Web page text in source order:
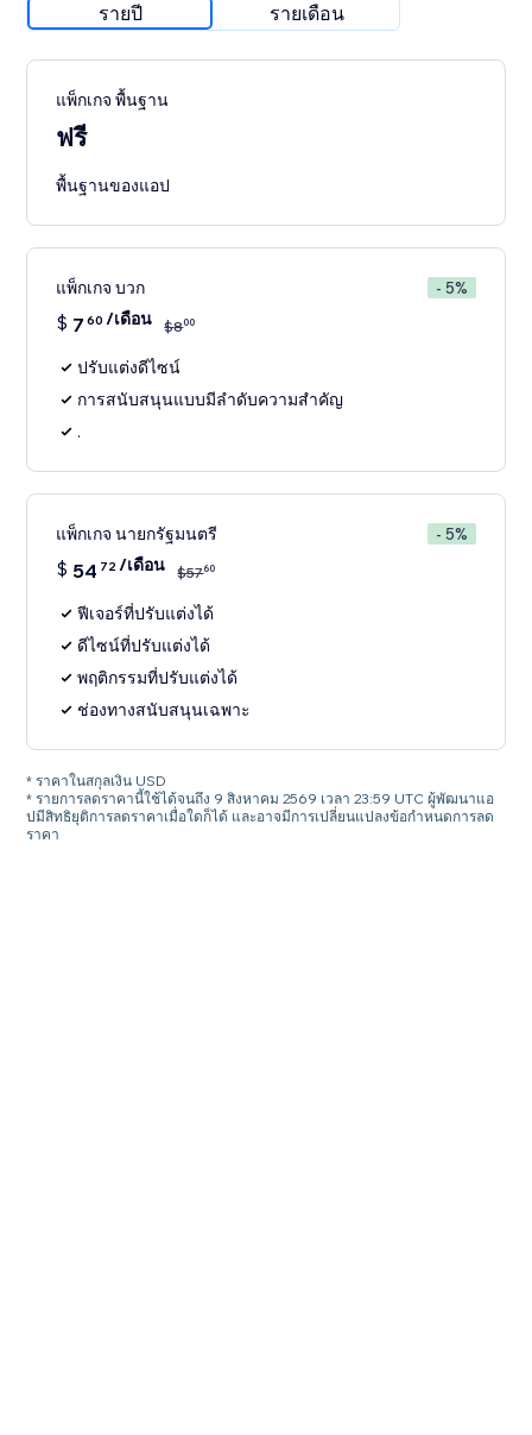
รายปี รายเดือน
แพ็กเกจ พื้นฐาน
ฟรี
พื้นฐานของแอป
แพ็กเกจ บวก - 5%
$ 7 60 /เดือน $800
ปรับแต่งดีไซน์
การสนับสนุนแบบมีลำดับความสำคัญ
.
แพ็กเกจ นายกรัฐมนตรี - 5%
$ 54 72/เดือน $5760
ฟีเจอร์ที่ปรับแต่งได้
ดีไซน์ที่ปรับแต่งได้
พฤติกรรมที่ปรับแต่งได้
ช่องทางสนับสนุนเฉพาะ
* ราคาในสกุลเงิน USD
* รายการลดราคานี้ใช้ได้จนถึง 9 สิงหาคม 2569 เวลา 23:59 UTC ผู้พัฒนาแอ
ปมีสิทธิยุติการลดราคาเมื่อใดก็ได้ และอาจมีการเปลี่ยนแปลงข้อกำหนดการลด
ราคา